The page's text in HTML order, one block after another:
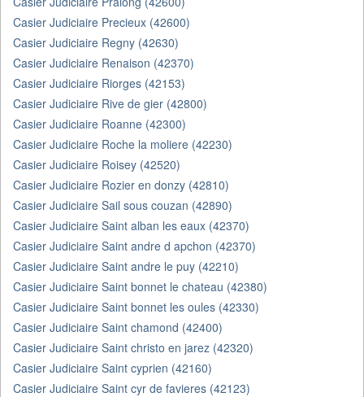
Casier Judiciaire Precieux (42600)
Casier Judiciaire Regny (42630)
Casier Judiciaire Renaison (42370)
Casier Judiciaire Riorges (42153)
Casier Judiciaire Rive de gier (42800)
Casier Judiciaire Roanne (42300)
Casier Judiciaire Roche la moliere (42230)
Casier Judiciaire Roisey (42520)
Casier Judiciaire Rozier en donzy (42810)
Casier Judiciaire Sail sous couzan (42890)
Casier Judiciaire Saint alban les eaux (42370)
Casier Judiciaire Saint andre d apchon (42370)
Casier Judiciaire Saint andre le puy (42210)
Casier Judiciaire Saint bonnet le chateau (42380)
Casier Judiciaire Saint bonnet les oules (42330)
Casier Judiciaire Saint chamond (42400)
Casier Judiciaire Saint christo en jarez (42320)
Casier Judiciaire Saint cyprien (42160)
Casier Judiciaire Saint cyr de favieres (42123)